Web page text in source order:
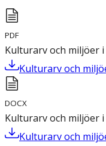
PDF
Kulturarv och miljöer
Kulturarv och
DOCX
Kulturarv och miljöer
Kulturarv och